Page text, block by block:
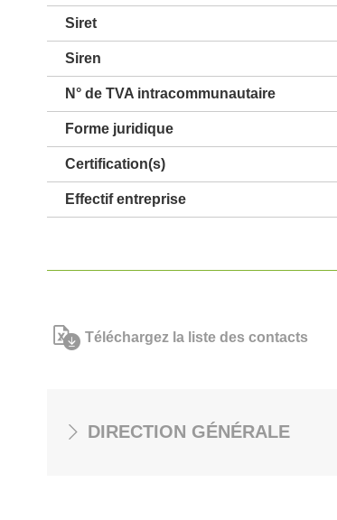
Siret
Siren
N° de TVA intracommunautaire
Forme juridique
Certification(s)
Effectif entreprise
Téléchargez la liste des contacts
DIRECTION GÉNÉRALE